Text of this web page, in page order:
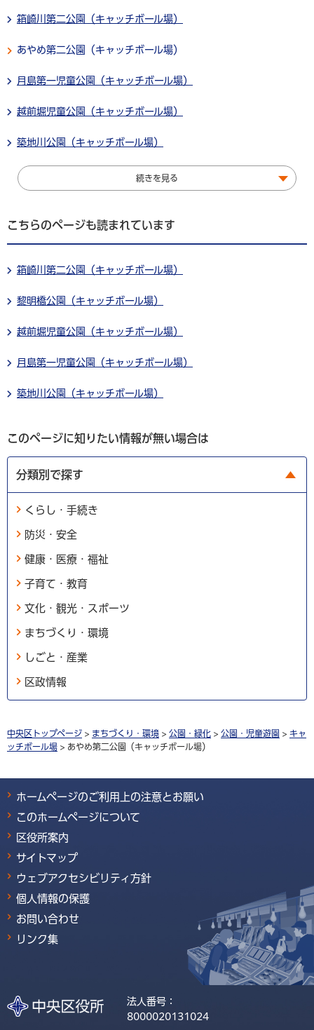
箱崎川第二公園（キャッチボール場）
あやめ第二公園（キャッチボール場）
月島第一児童公園（キャッチボール場）
越前堀児童公園（キャッチボール場）
築地川公園（キャッチボール場）
続きを見る
こちらのページも読まれています
箱崎川第二公園（キャッチボール場）
黎明橋公園（キャッチボール場）
越前堀児童公園（キャッチボール場）
月島第一児童公園（キャッチボール場）
築地川公園（キャッチボール場）
このページに知りたい情報が無い場合は
分類別で探す
くらし・手続き
防災・安全
健康・医療・福祉
子育て・教育
文化・観光・スポーツ
まちづくり・環境
しごと・産業
区政情報
中央区トップページ > まちづくり・環境 > 公園・緑化 > 公園・児童遊園 > キャ
ッチボール場 > あやめ第二公園（キャッチボール場）
ホームページのご利用上の注意とお願い
このホームページについて
区役所案内
サイトマップ
ウェブアクセシビリティ方針
個人情報の保護
お問い合わせ
リンク集
法人番号：
8000020131024